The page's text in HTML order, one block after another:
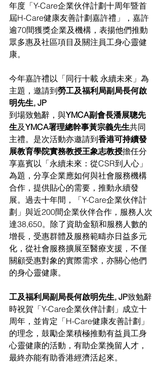
年度「Y-Care企業伙伴計劃十周年暨首
屆H-Care健康友善計劃嘉許禮」，嘉許
逾70間獲獎企業及機構，表揚他們推動
眾多惠及社區項目及關注員工身心靈健
康。
今年嘉許禮以「同行十載 永續未來」為
主題，邀請到勞工及福利局副局長何啟
明先生, JP
到場致勉辭，與YMCA副會長潘展聰先
生及YMCA署理總幹事黃宗義先生共同
主禮。是次活動亦邀請到香港可持續發
展教育學院實務教授王象志教授擔任分
享嘉賓以「永續未來：從CSR到人心」
為題，分享企業應如何與社會服務機構
合作，提供貼心的需要，推動永續發
展。過去十年間，「Y-Care企業伙伴計
劃」與近200間企業伙伴合作，服務人次
達38,650。除了資助金額和服務人數的
增長，受惠群體及服務範疇亦日益多元
化，從社會服務擴展至醫療支援，不僅
關顧受惠對象的實際需求，亦關心他們
的身心靈健康。
工及福利局副局長何啟明先生, JP致勉辭
時祝賀「Y-Care企業伙伴計劃」成立十
周年，並肯定「H-Care健康友善計劃」
的理念，鼓勵企業積極推動有益員工身
心靈健康的活動，有助企業挽留人才，
最終亦能有助香港經濟活起來。